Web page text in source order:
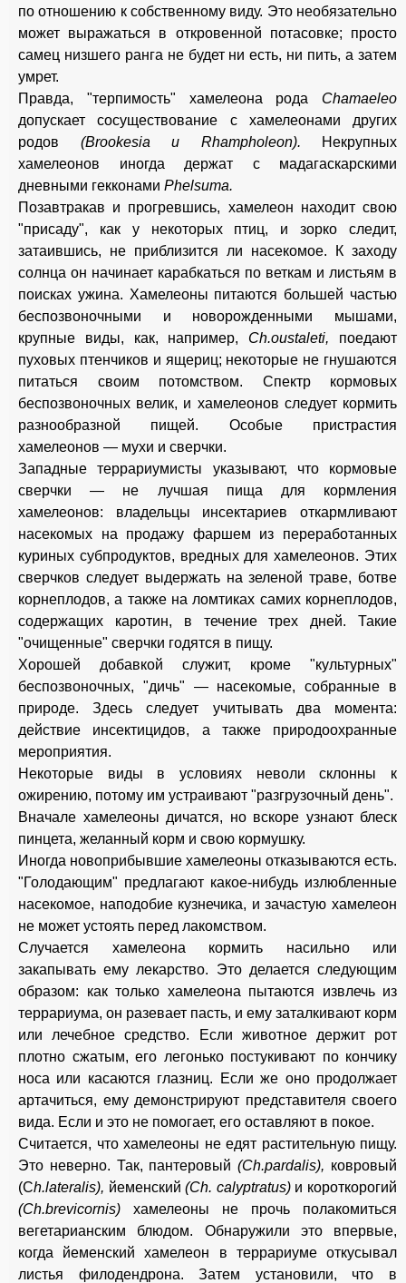
по отношению к собственному виду. Это необязательно
может выражаться в откровенной потасовке; просто
самец низшего ранга не будет ни есть, ни пить, а затем
умрет.
Правда, "терпимость" хамелеона рода Chamaeleo
допускает сосуществование с хамелеонами других
родов (Brookesia и Rhampholeon).
Некрупных
хамелеонов иногда держат с мадагаскарскими
дневными гекконами Phelsuma.
Позавтракав и прогревшись, хамелеон находит свою
"присаду", как у некоторых птиц, и зорко следит,
затаившись, не приблизится ли насекомое. К заходу
солнца он начинает карабкаться по веткам и листьям в
поисках ужина. Хамелеоны питаются большей частью
беспозвоночными и новорожденными мышами,
крупные виды, как, например, Ch.oustaleti, поедают
пуховых птенчиков и ящериц; некоторые не гнушаются
питаться своим потомством. Спектр кормовых
беспозвоночных велик, и хамелеонов следует кормить
разнообразной пищей. Особые пристрастия
хамелеонов — мухи и сверчки.
Западные террариумисты указывают, что кормовые
сверчки — не лучшая пища для кормления
хамелеонов: владельцы инсектариев откармливают
насекомых на продажу фаршем из переработанных
куриных субпродуктов, вредных для хамелеонов. Этих
сверчков следует выдержать на зеленой траве, ботве
корнеплодов, а также на ломтиках самих корнеплодов,
содержащих каротин, в течение трех дней. Такие
"очищенные" сверчки годятся в пищу.
Хорошей добавкой служит, кроме "культурных"
беспозвоночных, "дичь" — насекомые, собранные в
природе. Здесь следует учитывать два момента:
действие инсектицидов, а также природоохранные
мероприятия.
Некоторые виды в условиях неволи склонны к
ожирению, потому им устраивают "разгрузочный день".
Вначале хамелеоны дичатся, но вскоре узнают блеск
пинцета, желанный корм и свою кормушку.
Иногда новоприбывшие хамелеоны отказываются есть.
"Голодающим" предлагают какое-нибудь излюбленные
насекомое, наподобие кузнечика, и зачастую хамелеон
не может устоять перед лакомством.
Случается хамелеона кормить насильно или
закапывать ему лекарство. Это делается следующим
образом: как только хамелеона пытаются извлечь из
террариума, он разевает пасть, и ему заталкивают корм
или лечебное средство. Если животное держит рот
плотно сжатым, его легонько постукивают по кончику
носа или касаются глазниц. Если же оно продолжает
артачиться, ему демонстрируют представителя своего
вида. Если и это не помогает, его оставляют в покое.
Считается, что хамелеоны не едят растительную пищу.
Это неверно. Так, пантеровый(Ch.pardalis), ковровый
(Сh.lateralis), йеменский(Ch. calyptratus) и короткорогий
(Ch.brevicornis) хамелеоны не прочь полакомиться
вегетарианским блюдом. Обнаружили это впервые,
когда йеменский хамелеон в террариуме откусывал
листья филодендрона. Затем установили, что в